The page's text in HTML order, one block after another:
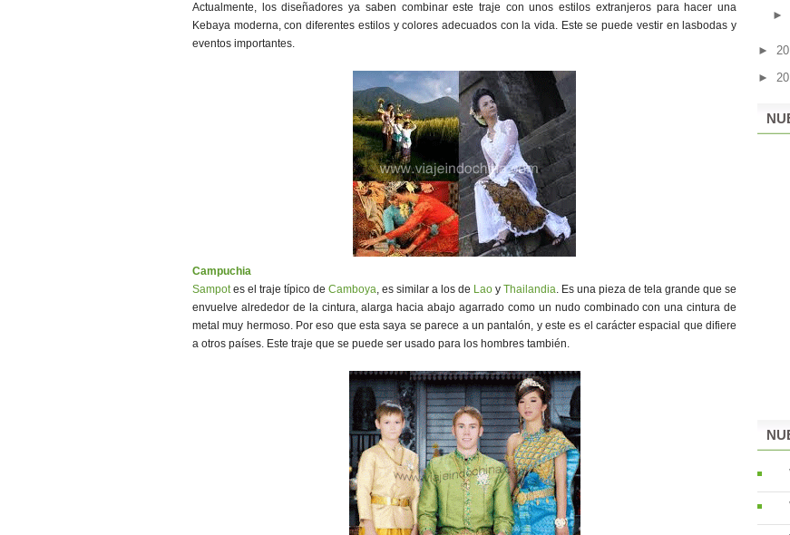
Actualmente, los diseñadores ya saben combinar este traje con unos estilos extranjeros para hacer una
Kebaya moderna, con diferentes estilos y colores adecuados con la vida. Este se puede vestir en lasbodas y
eventos importantes.
Campuchia
Sampotes el traje típico de Camboya, es similar a los de Lao y Thailandia. Es una pieza de tela grande que se
envuelve alrededor de la cintura, alarga hacia abajo agarrado como un nudo combinado con una cintura de
metal muy hermoso. Por eso que esta saya se parece a un pantalón, y este es el carácter espacial que difiere
a otros países. Este traje que se puede ser usado para los hombres también.
►
►
►